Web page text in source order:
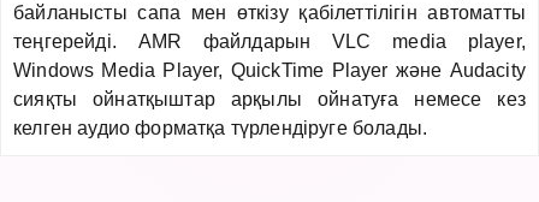
байланысты сапа мен өткізу қабілеттілігін автоматты
теңгерейді. AMR файлдарын VLC media player,
Windows Media Player, QuickTime Player және Audacity
сияқты ойнатқыштар арқылы ойнатуға немесе кез
келген аудио форматқа түрлендіруге болады.